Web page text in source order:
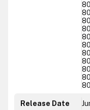
Release Date